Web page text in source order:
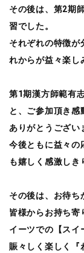
その後は、第2期
習でした。
それぞれの特徴が
れからが益々楽し
第1期漢方師範有
と、ご参加頂き感
ありがとうござい
今後ともに益々の
も嬉しく感激しき
その後は、お待ち
皆様からお持ち寄
イーツでの【スイ
賑々しく楽しく